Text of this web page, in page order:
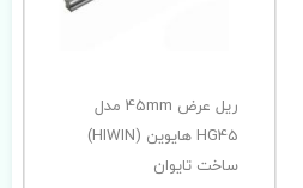
ریل عرض 45mm مدل
HG45 هایوین (HIWIN)
ساخت تایوان